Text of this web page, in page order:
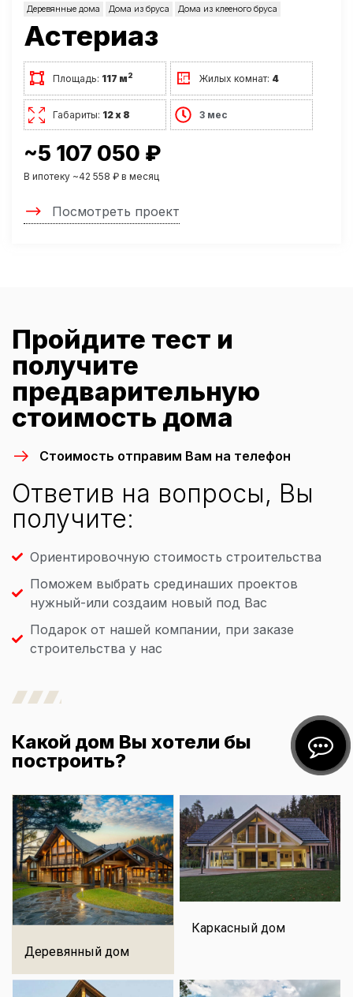
Деревянные дома Дома из бруса Дома из клееного бруса
Астериаз
Площадь: 117 м2 Жилых комнат: 4
Габариты: 12 х 8 3 мес
~5 107 050 ₽
В ипотеку ~42 558 ₽ в месяц
Посмотреть проект
Пройдите тест и
получите
предварительную
стоимость дома
Стоимость отправим Вам на телефон
Ответив на вопросы, Вы
получите:
Ориентировочную стоимость строительства
Поможем выбрать срединаших проектов
нужный-или создаим новый под Вас
Подарок от нашей компании, при заказе
строительства у нас
Какой дом Вы хотели бы
построить?
Деревянный дом
Каркасный дом